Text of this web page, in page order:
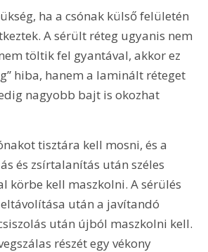
ha a csónak külső felületén
A sérült réteg ugyanis nem
töltik fel gyantával, akkor ez
hiba, hanem a laminált réteget
nagyobb bajt is okozhat
tisztára kell mosni, és a
és zsírtalanítás után széles
körbe kell maszkolni. A sérülés
után a javítandó
után újból maszkolni kell.
részét egy vékony